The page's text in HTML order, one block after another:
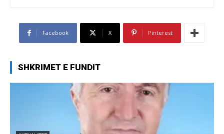
Facebook X Pinterest
SHKRIMET E FUNDIT